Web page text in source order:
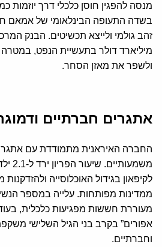
מנסה להפגין חוסן כלכלי דרך יוזמות
בשדה התעופה הבינלאומי של אמאם
מיליארד דולר בתעשיית הנפט, במטרה
ולשפר את מאזן הסחר.
אתגרים חברתיים
החברה האיראנית מתמודדת עם
לקיפאון בגידול האוכלוסייה
ממדינות מפותחות. עלייה במספר
מעוררת חששות מפגיעות כלכלית,
אפורים” בקרב בני הגיל השלישי
וחברתיים.